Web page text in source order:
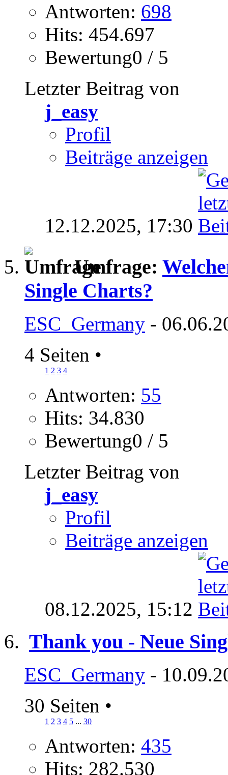
Antworten: 698
Hits: 454.697
Bewertung0 / 5
Letzter Beitrag von
j_easy
Profil
Beiträge anzeigen
12.12.2025, 17:30
Umfrage:
Single Charts?
ESC_Germany -
4 Seiten •
1 2 3 4
Antworten: 55
Hits: 34.830
Bewertung0 / 5
Letzter Beitrag von
j_easy
Profil
Beiträge anzeigen
08.12.2025, 15:12
Thank you - Neue
ESC_Germany -
30 Seiten •
1 2 3 4 5 ... 30
Antworten: 435
Hits: 282.530